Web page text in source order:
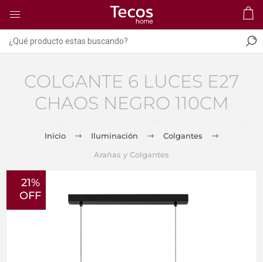
COLGANTE 6 LUCES E27
CHAOS NEGRO 110CM
Inicio Iluminación
Colgantes
Arañas y Colgantes
21%
OFF